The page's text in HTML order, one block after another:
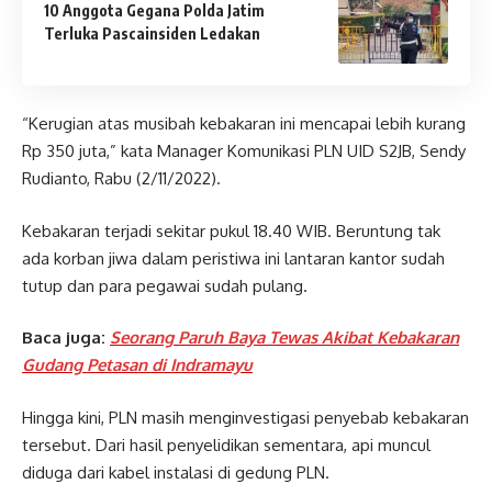
10 Anggota Gegana Polda Jatim
Terluka Pascainsiden Ledakan
“Kerugian atas musibah kebakaran ini mencapai lebih kurang
Rp 350 juta,” kata Manager Komunikasi PLN UID S2JB, Sendy
Rudianto, Rabu (2/11/2022).
Kebakaran terjadi sekitar pukul 18.40 WIB. Beruntung tak
ada korban jiwa dalam peristiwa ini lantaran kantor sudah
tutup dan para pegawai sudah pulang.
Baca juga: Seorang Paruh Baya Tewas Akibat Kebakaran
Gudang Petasan di Indramayu
Hingga kini, PLN masih menginvestigasi penyebab kebakaran
tersebut. Dari hasil penyelidikan sementara, api muncul
diduga dari kabel instalasi di gedung PLN.